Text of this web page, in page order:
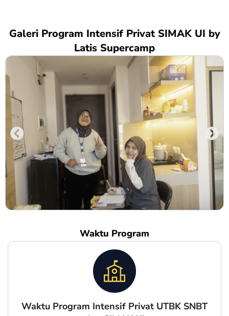
Galeri Program Intensif Privat SIMAK UI by
Latis Supercamp
Waktu Program
Waktu Program Intensif Privat UTBK SNBT